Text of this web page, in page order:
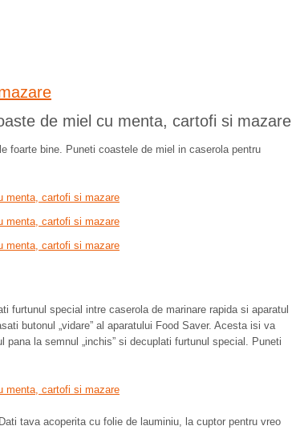
de miel cu menta, cartofi si mazare
foarte bine. Puneti coastele de miel in caserola pentru
furtunul special intre caserola de marinare rapida si aparatul
butonul „vidare” al aparatului Food Saver. Acesta isi va
la semnul „inchis” si decuplati furtunul special. Puneti
tava acoperita cu folie de lauminiu, la cuptor pentru vreo